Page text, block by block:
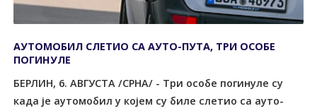
АУТОМОБИЛ СЛЕТИО СА АУТО-ПУТА, ТРИ ОСОБЕ
ПОГИНУЛЕ
БЕРЛИН, 6. АВГУСТА /СРНА/ - Три особе погинуле су
када је аутомобил у којем су биле слетио са ауто-